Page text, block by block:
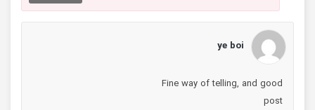
ye boi
Fine way of telling, and good
post